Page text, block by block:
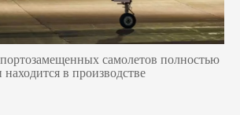
самолетов полностью
находится в производстве